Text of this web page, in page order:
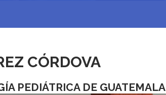
CÓRDOVA
PEDIÁTRICA DE GUATEMALA